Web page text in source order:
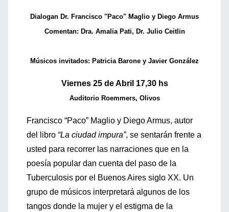
Dialogan Dr. Francisco "Paco" Maglio y Diego Armus
Comentan: Dra. Amalia Pati, Dr. Julio Ceitlin
Músicos invitados: Patricia Barone y Javier González
Viernes 25 de Abril 17,30 hs
Auditorio Roemmers, Olivos
Francisco “Paco” Maglio y Diego Armus, autor
del libro “La ciudad impura”, se sentarán frente a
usted para recorrer las narraciones que en la
poesía popular dan cuenta del paso de la
Tuberculosis por el Buenos Aires siglo XX. Un
grupo de músicos interpretará algunos de los
tangos donde la mujer y el estigma de la